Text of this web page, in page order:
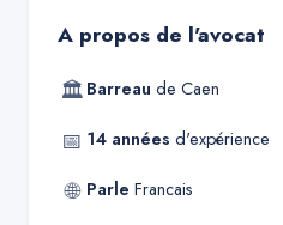
A propos de l'avocat
🏛 Barreau de Caen
📅 14 années d'expérience
🌐 Parle Francais